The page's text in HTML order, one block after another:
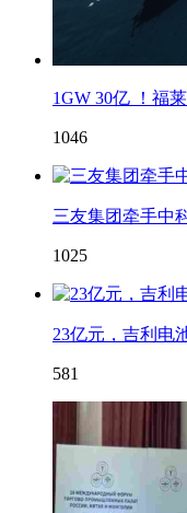
1GW 30亿 ！福
1046
三友集团牵手中
1025
23亿元，吉利电
581